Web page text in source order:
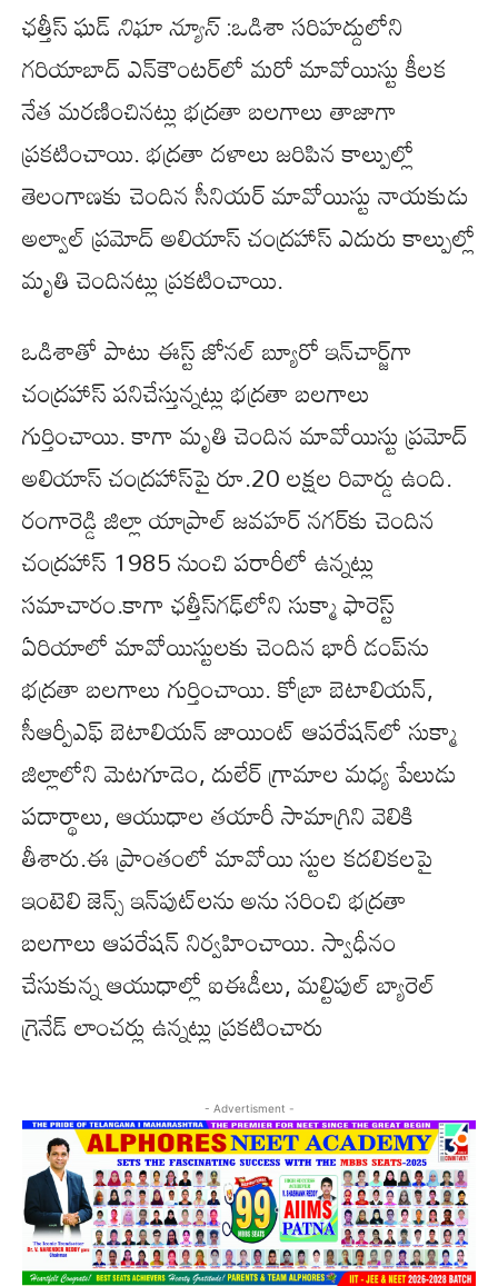
ఛత్తీస్‌ ఘడ్నిఘా న్యూస్:ఒడిశా సరిహద్దులోని
గరియాబాద్ ఎన్‌కౌంటర్‌లో మరో మావోయిస్టు కీలక
నేత మరణించినట్లు భద్రతా బలగాలు తాజాగా
ప్రకటించాయి. భద్రతా దళాలు జరిపిన కాల్పుల్లో
తెలంగాణకు చెందిన సీనియర్ మావోయిస్టు నాయకుడు
అల్వాల్‌ ప్రమోద్ అలియాస్ చంద్రహాస్‌ ఎదురు కాల్పుల్లో
మృతి చెందినట్లు ప్రకటించాయి.
ఒడిశాతో పాటు ఈస్ట్ జోనల్ బ్యూరో ఇన్‌చార్జ్‌గా
చంద్రహాస్ పనిచేస్తున్నట్లు భద్రతా బలగాలు
గుర్తించాయి. కాగా మృతి చెందిన మావోయిస్టు ప్రమోద్
అలియాస్ చంద్రహాస్‌పై రూ.20 లక్షల రివార్డు ఉంది.
రంగారెడ్డి జిల్లా యాప్రాల్ జవహర్‌ నగర్‌కు చెందిన
చంద్రహాస్ 1985 నుంచి పరారీలో ఉన్నట్లు
సమాచారం.కాగా ఛత్తీస్‌గఢ్‌లోని సుక్మా ఫారెస్ట్
ఏరియాలో మావోయిస్టులకు చెందిన భారీ డంప్‌ను
భద్రతా బలగాలు గుర్తించాయి. కోబ్రా బెటాలియన్,
సీఆర్పీఎఫ్‌ బెటాలియన్ జాయింట్ ఆపరేషన్‌లో సుక్మా
జిల్లాలోని మెటగూడెం, దులేర్ గ్రామాల మధ్య పేలుడు
పదార్థాలు, ఆయుధాల తయారీ సామాగ్రిని వెలికి
తీశారు.ఈ ప్రాంతంలో మావోయి స్టుల కదలికలపై
ఇంటెలి జెన్స్ ఇన్‌పుట్‌లను అను సరించి భద్రతా
బలగాలు ఆపరేషన్ నిర్వహించాయి. స్వాధీనం
చేసుకున్న ఆయుధాల్లో ఐఈడీలు, మల్టిపుల్ బ్యారెల్
గ్రెనేడ్ లాంచర్లు ఉన్నట్లు ప్రకటించారు
- Advertisment -